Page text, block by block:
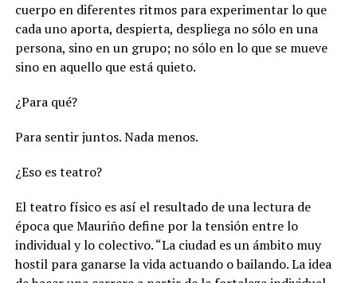
cuerpo en diferentes ritmos para experimentar lo que
cada uno aporta, despierta, despliega no sólo en una
persona, sino en un grupo; no sólo en lo que se mueve
sino en aquello que está quieto.
¿Para qué?
Para sentir juntos. Nada menos.
¿Eso es teatro?
El teatro físico es así el resultado de una lectura de
época que Mauriño define por la tensión entre lo
individual y lo colectivo.“La ciudad es un ámbito muy
hostil para ganarse la vida actuando o bailando. La idea